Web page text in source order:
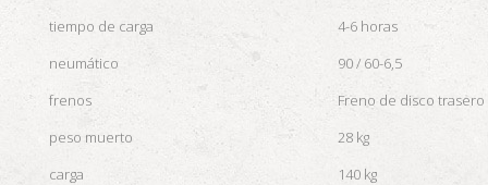
tiempo de carga
4-6 horas
neumático
90 / 60-6,5
frenos
Freno de disco trasero
peso muerto
28 kg
carga
140 kg